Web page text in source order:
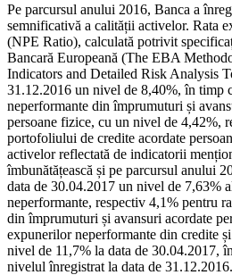
Pe parcursul anului 2016, Banca a
semnificativă a calității activelor. Rata
(NPE Ratio), calculată potrivit
Bancară Europeană (The EBA
Indicators and Detailed Risk Analysis
31.12.2016 un nivel de 8,40%, în timp
neperformante din împrumuturi și
persoane fizice, cu un nivel de 4,42%,
portofoliului de credite acordate
activelor reflectată de indicatorii
îmbunătățească și pe parcursul anului
data de 30.04.2017 un nivel de 7,63%
neperformante, respectiv 4,1% pentru
din împrumuturi și avansuri acordate
expunerilor neperformante din credite
nivel de 11,7% la data de 30.04.2017,
nivelul înregistrat la data de 31.12.2016.